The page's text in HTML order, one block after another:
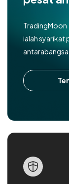
TradingMoon
ialah syarikat